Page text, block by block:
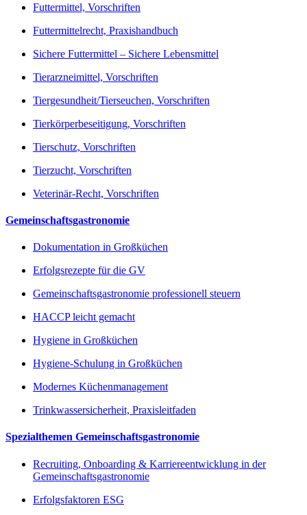
Futtermittel, Vorschriften
Futtermittelrecht, Praxishandbuch
Sichere Futtermittel – Sichere Lebensmittel
Tierarzneimittel, Vorschriften
Tiergesundheit/Tierseuchen, Vorschriften
Tierkörperbeseitigung, Vorschriften
Tierschutz, Vorschriften
Tierzucht, Vorschriften
Veterinär-Recht, Vorschriften
Gemeinschaftsgastronomie
Dokumentation in Großküchen
Erfolgsrezepte für die GV
Gemeinschaftsgastronomie professionell steuern
HACCP leicht gemacht
Hygiene in Großküchen
Hygiene-Schulung in Großküchen
Modernes Küchenmanagement
Trinkwassersicherheit, Praxisleitfaden
Spezialthemen Gemeinschaftsgastronomie
Recruiting, Onboarding & Karriereentwicklung in der
Gemeinschaftsgastronomie
Erfolgsfaktoren ESG